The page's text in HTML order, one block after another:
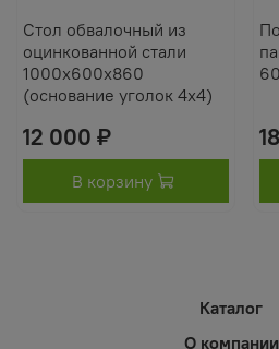
Стол обвалочный из
оцинкованной стали
1000х600х860
(основание уголок 4х4)
12 000 ₽
В корзину
Каталог
О компании